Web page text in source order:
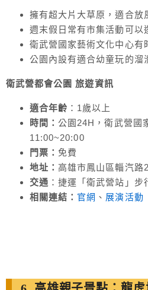
擁有超大片大草原，適合放
週末假日常有市集活動可以
衛武營國家藝術文化中心有
公園內設有適合幼童玩的溜
衛武營都會公園 旅遊資訊
適合年齡 ：1歲以上
時間： 公園24H，衛武營國
11:00~20:00
門票： 免費
地址： 高雄市鳳山區輜汽路
交通 ：捷運「衛武營站」步
相關連結： 官網 、 展演活動